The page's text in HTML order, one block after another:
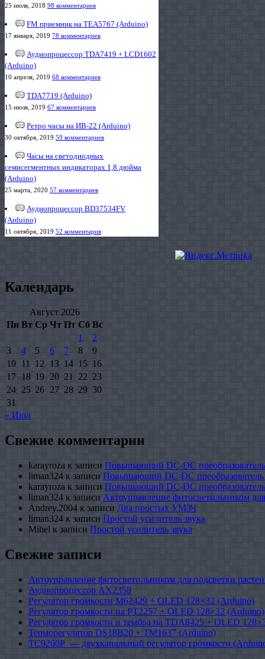
25 июля, 2018 98 комментариев
FM приемник на TEA5767 (Arduino)
17 января, 2019 78 комментариев
Аудиопроцессор TDA7419 + LCD1602
(Arduino)
10 апреля, 2019 68 комментариев
TDA7719 (Arduino)
15 июля, 2019 67 комментариев
Ретро часы на ИВ-22 (Arduino)
30 октября, 2019 59 комментариев
Часы на светодиодных
семисегментных индикаторах 1,8 дюйма
(Arduino)
25 марта, 2020 57 комментариев
Аудиопроцессор BD37534FV
(Arduino)
11 октября, 2019 52 комментария
Календарь
Август 2026
Пн Вт Ср Чт Пт Сб Вс
1
2
3
4 5 6 7 8
9
10 11 12 13 14 15 16
17 18 19 20 21 22 23
24 25 26 27 28 29 30
31
« Июл
Свежие комментарии
karayroza к записи Повышающий DC-DC
liman324 к записи Повышающий DC-DC
karayroza к записи Повышающий DC-DC
liman324 к записи Автоуправление фитосветильником
Andrey.2004 к записи Два простых УМЗЧ
liman324 к записи Простой усилитель звука
Mihel к записи Простой усилитель звука
Свежие записи
Автоуправление фитосветильником для подсветки
Аудиопроцессор AX2358
Регулятор громкости M62429 + OLED 128×32 (Arduino)
Регулятор громкости на PT2257 + OLED 128×32 (Arduino)
Регулятор громкости и тембра на TDA8425 + OLED
Терморегулятор DS18B20 + TM1637 (Arduino)
TC9260P — двухканальный регулятор громкости